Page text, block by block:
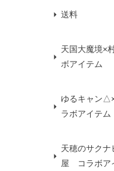
送料
天国大魔境×
ボアイテム
ゆるキャン
ラボアイテム
天穂のサクナ
屋 コラボア